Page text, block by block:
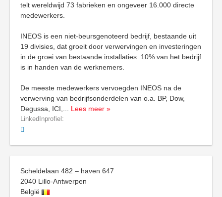
telt wereldwijd 73 fabrieken en ongeveer 16.000 directe
medewerkers.
INEOS is een niet-beursgenoteerd bedrijf, bestaande uit
19 divisies, dat groeit door verwervingen en investeringen
in de groei van bestaande installaties. 10% van het bedrijf
is in handen van de werknemers.
De meeste medewerkers vervoegden INEOS na de
verwerving van bedrijfsonderdelen van o.a. BP, Dow,
Degussa, ICI,
Lees meer »
LinkedInprofiel:
Scheldelaan 482 – haven 647
2040 Lillo-Antwerpen
België